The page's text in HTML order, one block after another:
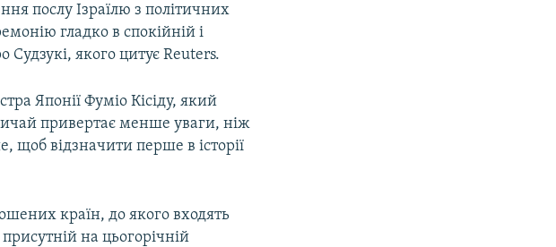
послу Ізраїлю з політичних
гладко в спокійній і
Судзукі, якого цитує Reuters.
Японії Фуміо Кісіду, який
привертає менше уваги, ніж
щоб відзначити перше в історії
країн, до якого входять
присутній на цьогорічній